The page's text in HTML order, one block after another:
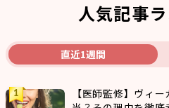
人気記事
直近1週間
【医師監修】ヴィ